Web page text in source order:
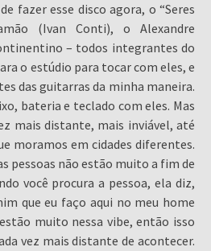
fazer esse disco agora, o “Seres
(Ivan Conti), o Alexandre
– todos integrantes do
o estúdio para tocar com eles, e
das guitarras da minha maneira.
bateria e teclado com eles. Mas
mais distante, mais inviável, até
moramos em cidades diferentes.
pessoas não estão muito a fim de
você procura a pessoa, ela diz,
que eu faço aqui no meu home
muito nessa vibe, então isso
vez mais distante de acontecer.